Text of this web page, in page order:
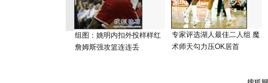
组图：姚明内扣外投样样红
詹姆斯强攻篮连连丢
专家评选湖人最佳二人组 魔
术师天勾力压OK居首